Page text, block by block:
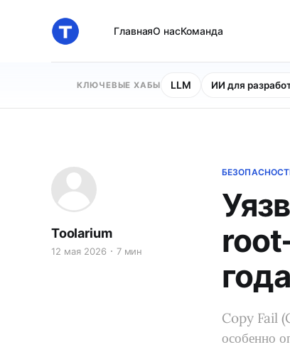
ГлавнаяО насКоманда
КЛЮЧЕВЫЕ ХАБЫ LLM ИИ для
года
Copy Fail
особенно
Toolarium
12 мая 2026 7 мин